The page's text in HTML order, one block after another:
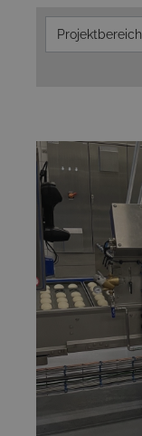
Projektbereich